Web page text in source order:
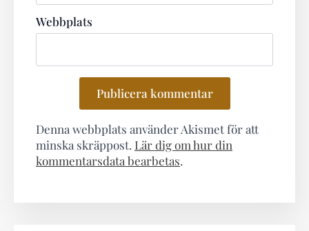
Webbplats
Denna webbplats använder Akismet för att
minska skräppost. Lär dig om hur din
kommentarsdata bearbetas.